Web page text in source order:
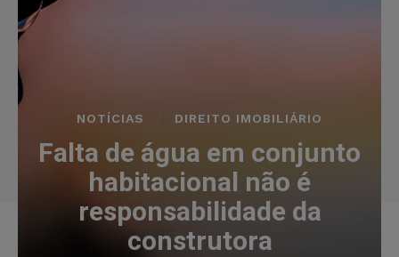
NOTÍCIAS DIREITO IMOBILIÁRIO
Falta de água em conjunto
habitacional não é
responsabilidade da
construtora